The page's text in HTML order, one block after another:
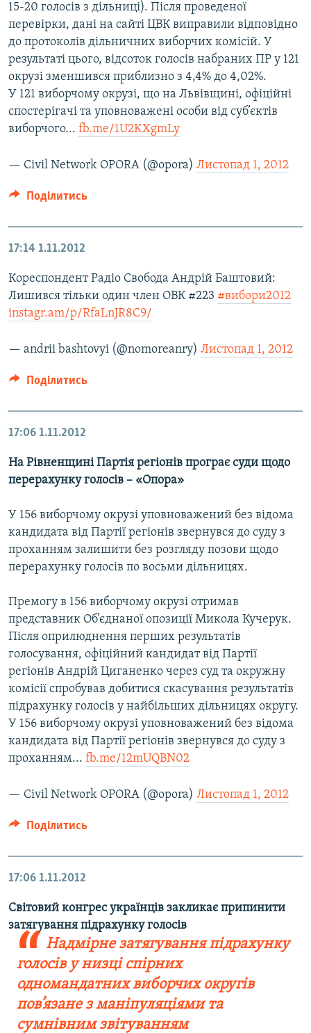
15-20 голосів з дільниці). Після проведеної
перевірки, дані на сайті ЦВК виправили відповідно
до протоколів дільничних виборчих комісій. У
результаті цього, відсоток голосів набраних ПР у 121
окрузі зменшився приблизно з 4,4% до 4,02%.
У 121 виборчому окрузі, що на Львівщині, офіційні
спостерігачі та уповноважені особи від суб’єктів
виборчого... fb.me/1U2KXgmLy
— Civil Network OPORA (@opora) Листопад 1, 2012
Поділитись
17:14 1.11.2012
Кореспондент Радіо Свобода Андрій Баштовий:
Лишився тільки один член ОВК #223 #вибори2012
instagr.am/p/RfaLnJR8C9/
— andrii bashtovyi (@nomoreanry) Листопад 1, 2012
Поділитись
17:06 1.11.2012
На Рівненщині Партія регіонів програє суди щодо
перерахунку голосів – «Опора»
У 156 виборчому окрузі уповноважений без відома
кандидата від Партії регіонів звернувся до суду з
проханням залишити без розгляду позови щодо
перерахунку голосів по восьми дільницях.
Премогу в 156 виборчому окрузі отримав
представник Об’єднаної опозиції Микола Кучерук.
Після оприлюднення перших результатів
голосування, офіційний кандидат від Партії
регіонів Андрій Циганенко через суд та окружну
комісії спробував добитися скасування результатів
підрахунку голосів у найбільших дільницях округу.
У 156 виборчому окрузі уповноважений без відома
кандидата від Партії регіонів звернувся до суду з
проханням... fb.me/12mUQBN02
— Civil Network OPORA (@opora) Листопад 1, 2012
Поділитись
17:06 1.11.2012
Світовий конгрес українців закликає припинити
затягування підрахунку голосів
Надмірне затягування підрахунку
голосів у низці спірних
одномандатних виборчих округів
пов’язане з маніпуляціями та
сумнівним звітуванням